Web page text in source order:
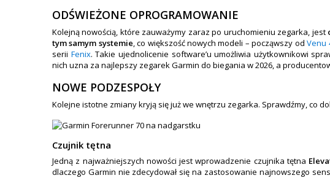
ODŚWIEŻONE OPROGRAMOWANIE
Kolejną nowością, które zauważymy zaraz po uruchomieniu zegarka, jest
tym samym systemie , co większość nowych modeli – począwszy odVenu
serii Fenix. Takie ujednolicenie software’u umożliwia użytkownikowi
nich uzna za najlepszy zegarek Garmin do biegania w 2026, a
NOWE PODZESPOŁY
Kolejne istotne zmiany kryją się już we wnętrzu zegarka. Sprawdźmy, co
Czujnik tętna
Jedną z najważniejszych nowości jest wprowadzenie czujnika tętna
dlaczego Garmin nie zdecydował się na zastosowanie najnowszego